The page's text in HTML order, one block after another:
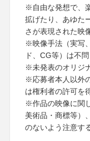
※自由な発想で、
拡げたり、あゆた
さが表現された映
※映像手法（実写
ド、CG等）は不問
※未発表のオリジ
※応募者本人以外
は権利者の許可を
※作品の映像に関
美術品・商標等）
のないよう注意す